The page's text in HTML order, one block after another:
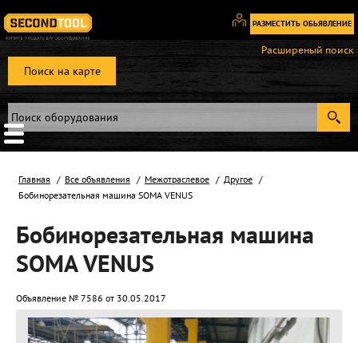
РАЗМЕСТИТЬ ОБЬЯВЛЕНИЕ
Вход
Регистрация
Поиск на карте
Расширеный поиск
Главная Все объявления Межотраслевое
Другое
Бобинорезательная машина SOMA VENUS
Бобинорезательная машина
SOMA VENUS
Объявление № 7586 от 30.05.2017